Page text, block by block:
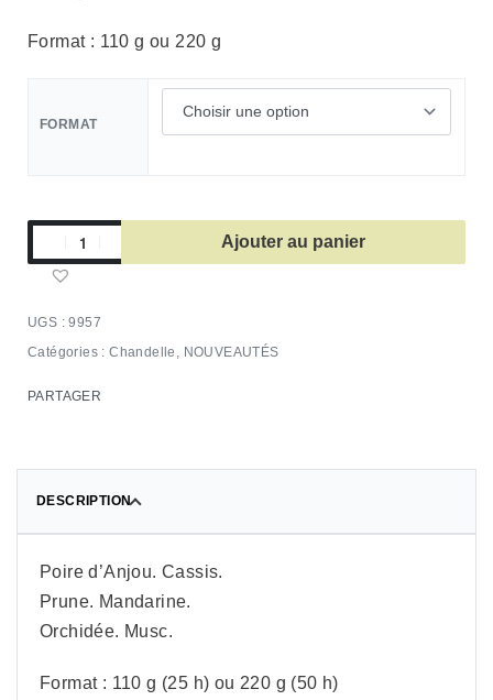
Format : 110 g ou 220 g
FORMAT
Ajouter au panier
9957
Catégories :Chandelle , NOUVEAUTÉS
PARTAGER
DESCRIPTION
Poire d’Anjou. Cassis.
Prune. Mandarine.
Orchidée. Musc.
Format : 110 g (25 h) ou 220 g (50 h)